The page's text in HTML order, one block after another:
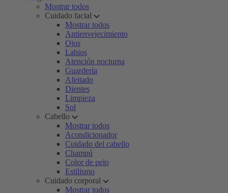
Mostrar todos
Cuidado facial
Mostrar todos
Antienvejecimiento
Ojos
Labios
Atención nocturna
Guardería
Afeitado
Dientes
Limpieza
Sol
Cabello
Mostrar todos
Acondicionador
Cuidado del cabello
Champú
Color de pelo
Estilismo
Cuidado corporal
Mostrar todos